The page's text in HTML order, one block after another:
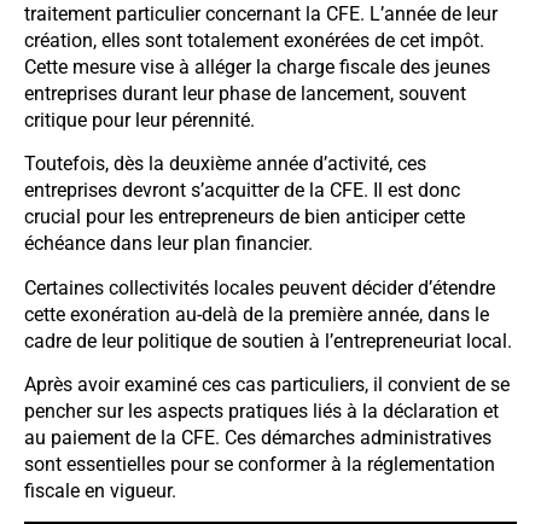
traitement particulier concernant la CFE. L’année de leur
création, elles sont totalement exonérées de cet impôt.
Cette mesure vise à alléger la charge fiscale des jeunes
entreprises durant leur phase de lancement, souvent
critique pour leur pérennité.
Toutefois, dès la deuxième année d’activité, ces
entreprises devront s’acquitter de la CFE. Il est donc
crucial pour les entrepreneurs de bien anticiper cette
échéance dans leur plan financier.
Certaines collectivités locales peuvent décider d’étendre
cette exonération au-delà de la première année, dans le
cadre de leur politique de soutien à l’entrepreneuriat local.
Après avoir examiné ces cas particuliers, il convient de se
pencher sur les aspects pratiques liés à la déclaration et
au paiement de la CFE. Ces démarches administratives
sont essentielles pour se conformer à la réglementation
fiscale en vigueur.